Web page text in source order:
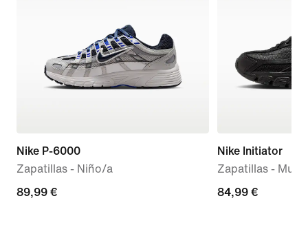
Nike P-6000
Zapatillas - Niño/a
89,99 €
89,99 €
Nike Initiator
Zapatillas - Mujer
84,99 €
84,99 €